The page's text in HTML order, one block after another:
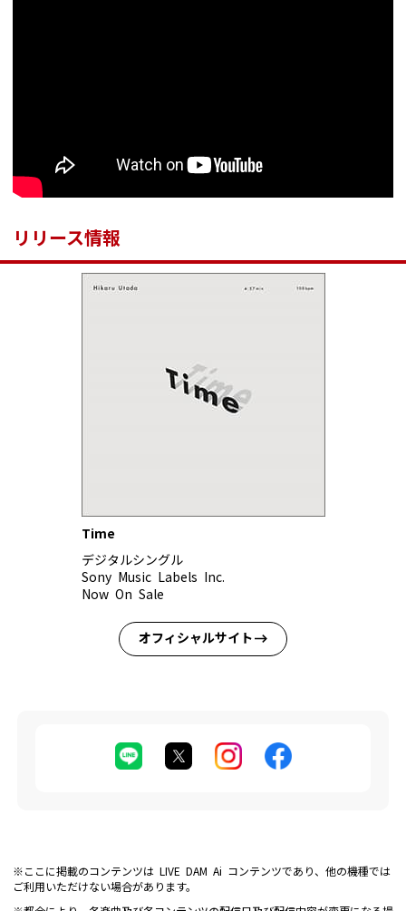
リリース情報
Time
デジタルシングル
Sony Music Labels Inc.
Now On Sale
オフィシャルサイト
※ここに掲載のコンテンツは LIVE DAM Ai コンテンツであり、他の機種では
ご利用いただけない場合があります。